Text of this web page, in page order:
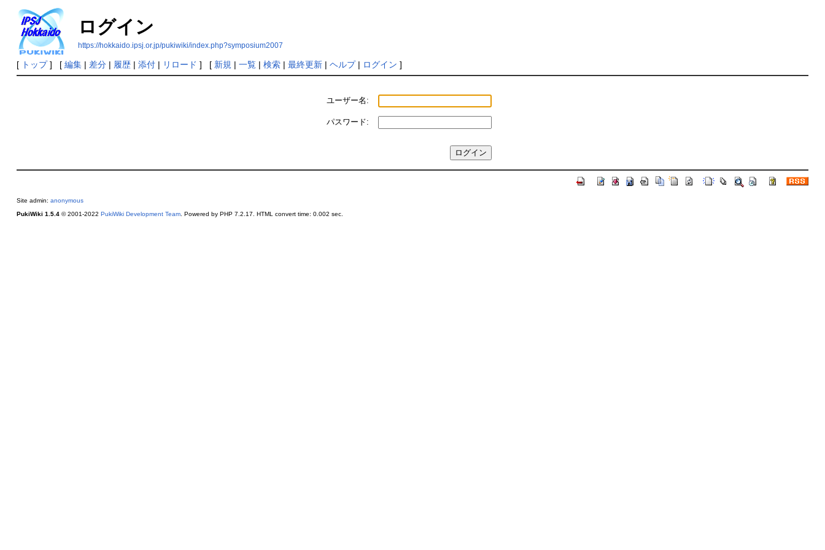
ログイン
https://hokkaido.ipsj.or.jp/pukiwiki/index.php?symposium2007
[ トップ] [ 編集| 差分| 履歴| 添付| リロード ] [ 新規 | 一覧| 検索| 最終更新| ヘルプ| ログイン ]
ユーザー名:
パスワード:
Site admin: anonymous
PukiWiki 1.5.4© 2001-2022 PukiWiki Development Team. Powered by PHP 7.2.17. HTML convert time: 0.002 sec.